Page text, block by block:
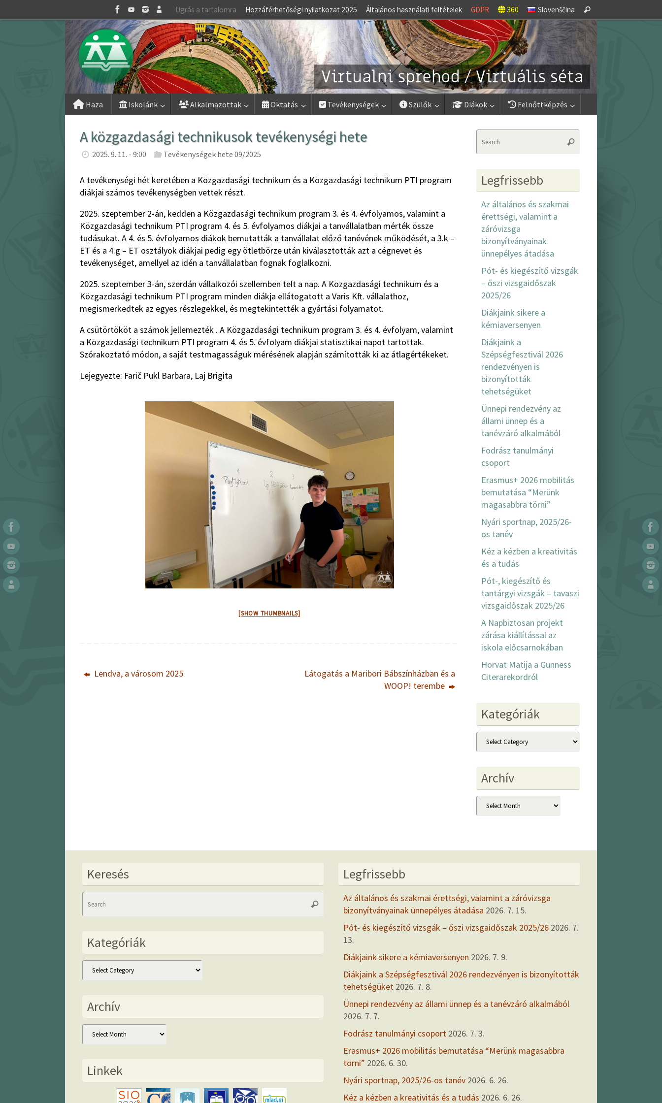
to
Ugrás a tartalomra Hozzáférhetőségi nyilatkozat 2025 Általános használati feltételek GDPR 360 Slovenščina
for:
Search
Skip
Haza Iskolánk Alkalmazottak Oktatás Tevékenységek Szülők Diákok Felnőttképzés
A közgazdasági technikusok tevékenységi hete
2025. 9. 11. - 9:00 Tevékenységek hete 09/2025
A tevékenységi hét keretében a Közgazdasági technikum és a Közgazdasági technikum PTI program
diákjai számos tevékenységben vettek részt.
2025. szeptember 2-án, kedden a Közgazdasági technikum program 3. és 4. évfolyamos, valamint a
Közgazdasági technikum PTI program 4. és 5. évfolyamos diákjai a tanvállalatban mérték össze
tudásukat. A 4. és 5. évfolyamos diákok bemutatták a tanvállalat előző tanévének működését, a 3.k –
ET és a 4.g – ET osztályok diákjai pedig egy ötletbörze után kiválasztották azt a cégnevet és
tevékenységet, amellyel az idén a tanvállalatban fognak foglalkozni.
2025. szeptember 3-án, szerdán vállalkozói szellemben telt a nap. A Közgazdasági technikum és a
Közgazdasági technikum PTI program minden diákja ellátogatott a Varis Kft. vállalathoz,
megismerkedtek az egyes részlegekkel, és megtekintették a gyártási folyamatot.
A csütörtököt a számok jellemezték . A Közgazdasági technikum program 3. és 4. évfolyam, valamint
a Közgazdasági technikum PTI program 4. és 5. évfolyam diákjai statisztikai napot tartottak.
Szórakoztató módon, a saját testmagasságuk mérésének alapján számították ki az átlagértékeket.
Lejegyezte: Farič Pukl Barbara, Laj Brigita
[SHOW THUMBNAILS]
Lendva, a városom 2025
Látogatás a Maribori Bábszínházban és a
WOOP! terembe
Search
Legfrissebb
Az általános és szakmai
érettségi, valamint a
záróvizsga
bizonyítványainak
ünnepélyes átadása
Pót- és kiegészítő vizsgák
– őszi vizsgaidőszak
2025/26
Diákjaink sikere a
kémiaversenyen
Diákjaink a
Szépségfesztivál 2026
rendezvényen is
bizonyították
tehetségüket
Ünnepi rendezvény az
állami ünnep és a
tanévzáró alkalmából
Fodrász tanulmányi
csoport
Erasmus+ 2026 mobilitás
bemutatása “Merünk
magasabbra törni”
Nyári sportnap, 2025/26-
os tanév
Kéz a kézben a kreativitás
és a tudás
Pót-, kiegészítő és
tantárgyi vizsgák – tavaszi
vizsgaidőszak 2025/26
A Napbiztosan projekt
zárása kiállítással az
iskola előcsarnokában
Horvat Matija a Gunness
Citerarekordról
Kategóriák
Kategóriák
Archív
Archív
Keresés
Search
Search
Kategóriák
Kategóriák
Archív
Archív
Linkek
Legfrissebb
Az általános és szakmai érettségi, valamint a záróvizsga
bizonyítványainak ünnepélyes átadása 2026. 7. 15.
Pót- és kiegészítő vizsgák – őszi vizsgaidőszak 2025/26 2026. 7.
13.
Diákjaink sikere a kémiaversenyen 2026. 7. 9.
Diákjaink a Szépségfesztivál 2026 rendezvényen is bizonyították
tehetségüket 2026. 7. 8.
Ünnepi rendezvény az állami ünnep és a tanévzáró alkalmából
2026. 7. 7.
Fodrász tanulmányi csoport 2026. 7. 3.
Erasmus+ 2026 mobilitás bemutatása “Merünk magasabbra
törni” 2026. 6. 30.
Nyári sportnap, 2025/26-os tanév 2026. 6. 26.
Kéz a kézben a kreativitás és a tudás 2026. 6. 26.